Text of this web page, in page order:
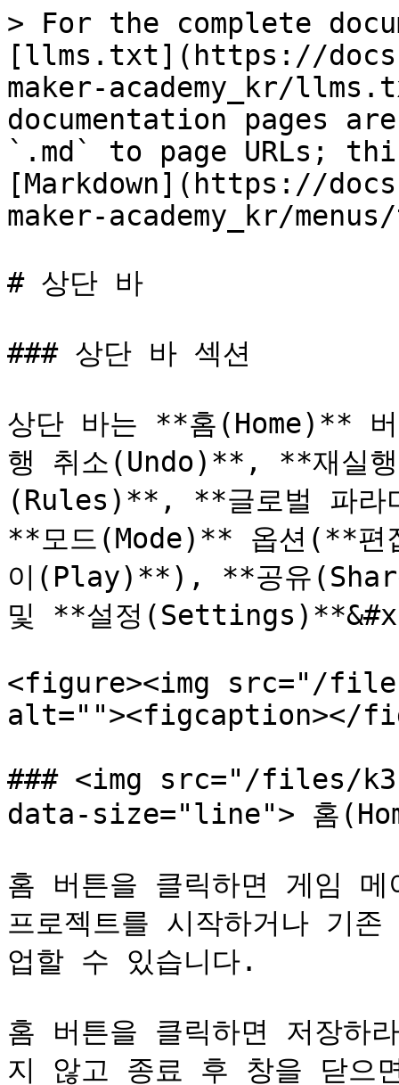
> For the complete
[llms.txt](https://
maker-academy_kr/
documentation pages
`.md` to page URLs;
[Markdown](https://
maker-academy_kr/
# 상단 바
### 상단 바 섹션
상단 바는 **홈(Home)**
행 취소(Undo)**, **재실
(Rules)**, **글로벌 파
**모드(Mode)** 옵션(**
이(Play)**), **공유
및 **설정
<figure><img src="/files/
alt=""><figcaption></
### <img src="/files/
data-size="line"> 홈
홈 버튼을 클릭하면 게임
프로젝트를 시작하거나 기
업할 수 있습니다.
홈 버튼을 클릭하면 저장하
지 않고 종료 후 창을 닫으